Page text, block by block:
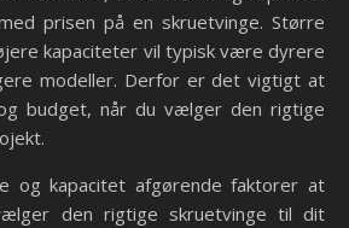
prisen på en skruetvinge. Større
kapaciteter vil typisk være dyrere
modeller. Derfor er det vigtigt at
budget, når du vælger den rigtige
og kapacitet afgørende faktorer at
den rigtige skruetvinge til dit